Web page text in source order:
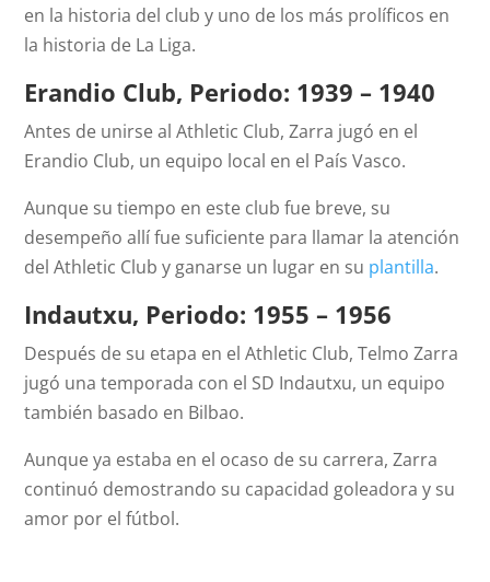
en la historia del club y uno de los más prolíficos en
la historia de La Liga.
Erandio Club, Periodo: 1939 – 1940
Antes de unirse al Athletic Club, Zarra jugó en el
Erandio Club, un equipo local en el País Vasco.
Aunque su tiempo en este club fue breve, su
desempeño allí fue suficiente para llamar la atención
del Athletic Club y ganarse un lugar en su plantilla.
Indautxu, Periodo: 1955 – 1956
Después de su etapa en el Athletic Club, Telmo Zarra
jugó una temporada con el SD Indautxu, un equipo
también basado en Bilbao.
Aunque ya estaba en el ocaso de su carrera, Zarra
continuó demostrando su capacidad goleadora y su
amor por el fútbol.